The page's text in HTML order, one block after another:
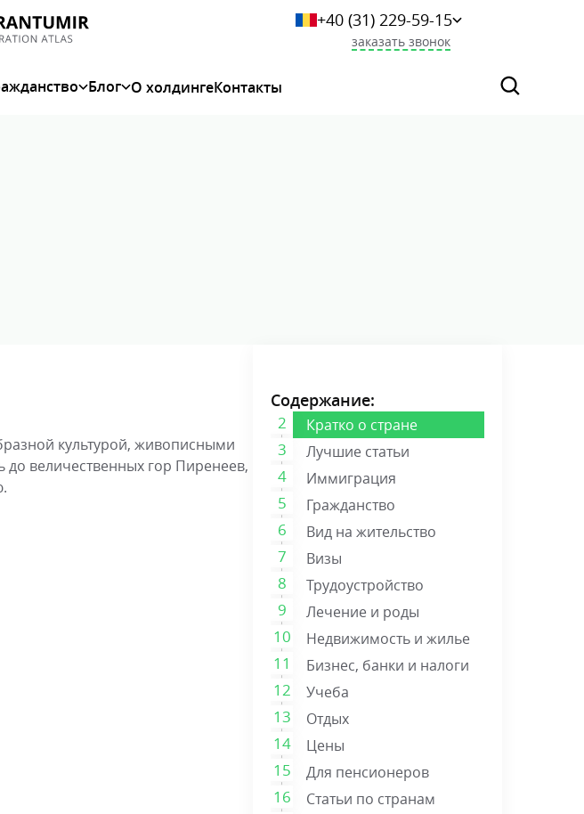
+40 (31) 229-59-15
+359 249-044-46
заказать звонок
Блог О холдингеКонтакты
Содержание:
Кратко о стране
Лучшие статьи
Иммиграция
Гражданство
Вид на жительство
Визы
Трудоустройство
Лечение и роды
Недвижимость и жилье
Бизнес, банки и налоги
Учеба
Отдых
Цены
Для пенсионеров
Статьи по странам
культурой, живописными
величественных гор Пиренеев,